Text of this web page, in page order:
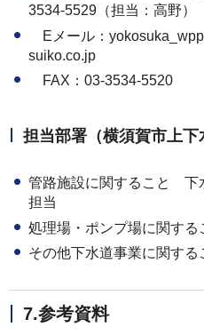
3534-5529（担当：高野）
Eメール：
suiko.co.jp
FAX：03-3534-5520
担当部署（横須賀市上下
管路施設に関すること
担当
処理場・ポンプ場に関す
その他下水道事業に関す
7.参考資料